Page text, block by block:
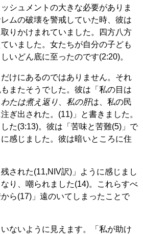
シュメントの大きな必要がありま
ムの破壊を警戒していた時、彼は
りかけまれていました。四方八方
いました。女たちが自分の子ども
いどん底に至ったのです(2:20)。
けにあるのではありません。それ
またそうでした。彼は「私の目は
たは煮え返り 私の肝は、私の民
ぎ出された。(11)」と書きました。
た(3:13)。彼は「苦味と苦難(5)」で
感じました。彼は暗いところに住
された(11,NIV訳)」ように感じまし
り、嘲られました(14)。これらすべ
ら(17)」遠のいてしまったことで
ないように見えます。「私が助け